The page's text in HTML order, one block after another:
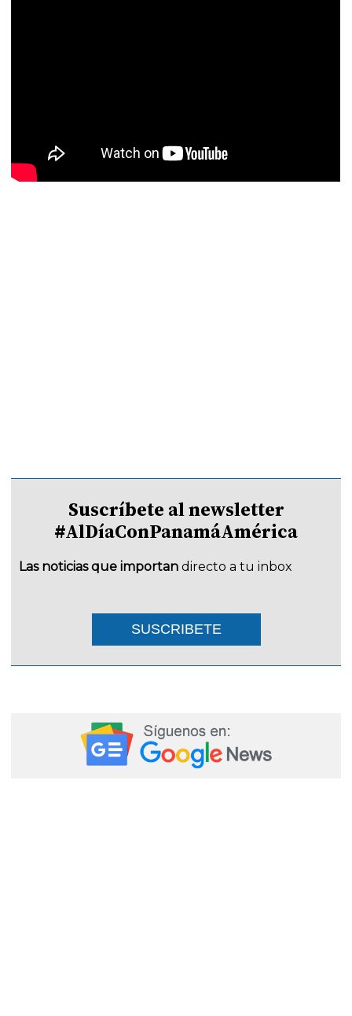
Suscríbete al newsletter
#AlDíaConPanamáAmérica
Las noticias que importan directo a tu inbox
SUSCRIBETE